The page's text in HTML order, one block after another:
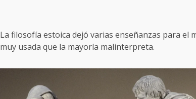
La filosofía estoica dejó varias enseñanzas para el
muy usada que la mayoría malinterpreta.